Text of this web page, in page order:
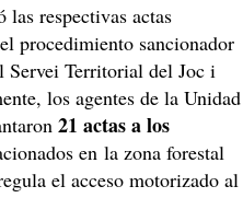
las respectivas actas
procedimiento sancionador
Servei Territorial del Joc i
los agentes de la Unidad
21 actas a los
en la zona forestal
el acceso motorizado al